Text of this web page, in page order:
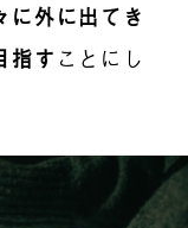
に外に出てき
指す ことにし